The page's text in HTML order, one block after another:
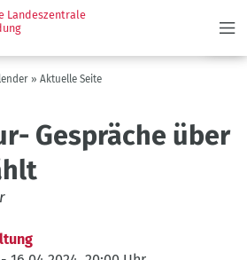
Landeszentrale
Aktuelle Seite
Gespräche über